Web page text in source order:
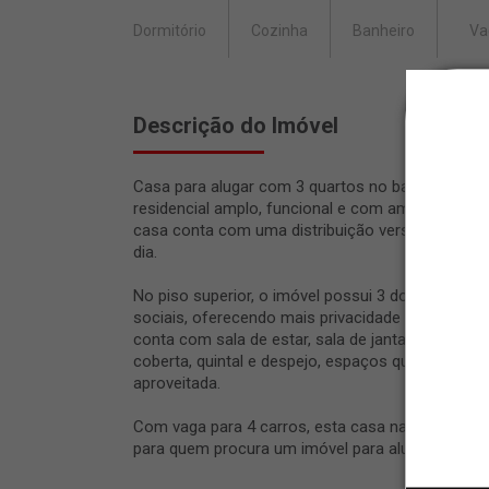
Dormitório Cozinha Banheiro
Descrição do Imóvel
Casa para alugar com 3 quartos no bairro Vila
residencial amplo, funcional e com ambientes
casa conta com uma distribuição versátil,
dia.
No piso superior, o imóvel possui 3 dormitórios,
sociais, oferecendo mais privacidade e
conta com sala de estar, sala de jantar, cozinha,
coberta, quintal e despejo, espaços que
aproveitada.
Com vaga para 4 carros, esta casa na Vila
para quem procura um imóvel para alugar em